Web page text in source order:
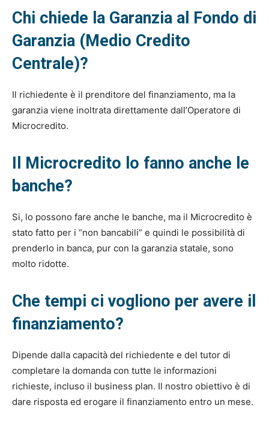
Chi chiede la Garanzia al Fondo di
Garanzia (Medio Credito
Centrale)?
Il richiedente è il prenditore del finanziamento, ma la
garanzia viene inoltrata direttamente dall’Operatore di
Microcredito.
Il Microcredito lo fanno anche le
banche?
Si, lo possono fare anche le banche, ma il Microcredito è
stato fatto per i “non bancabili” e quindi le possibilità di
prenderlo in banca, pur con la garanzia statale, sono
molto ridotte.
Che tempi ci vogliono per avere il
finanziamento?
Dipende dalla capacità del richiedente e del tutor di
completare la domanda con tutte le informazioni
richieste, incluso il business plan. Il nostro obiettivo è di
dare risposta ed erogare il finanziamento entro un mese.